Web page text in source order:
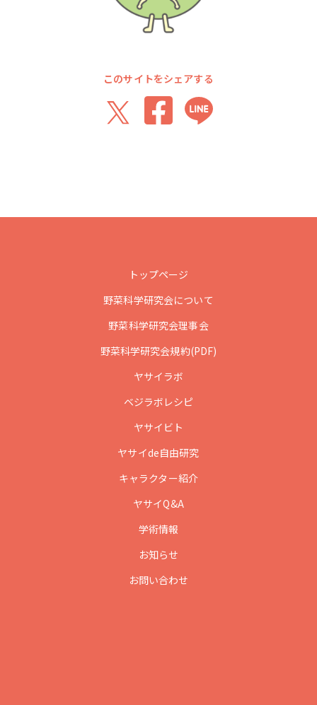
このサイトをシェアする
トップページ
野菜科学研究会について
野菜科学研究会理事会
野菜科学研究会規約(PDF)
ヤサイラボ
ベジラボレシピ
ヤサイビト
ヤサイde自由研究
キャラクター紹介
ヤサイQ&A
学術情報
お知らせ
お問い合わせ